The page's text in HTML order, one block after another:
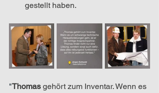
gestellt haben.
"Thomas gehört zum Inventar. Wenn es